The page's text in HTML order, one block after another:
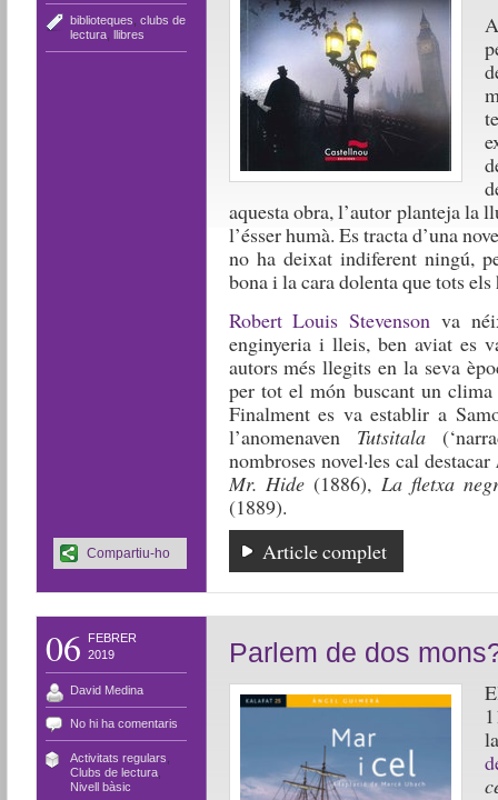
biblioteques clubs de
lectura, llibres
aquesta obra, l’autor planteja la
l’ésser humà. Es tracta d’una
no ha deixat indiferent ningú,
bona i la cara dolenta que tots
Robert Louis Stevenson va
enginyeria i lleis, ben aviat es
autors més llegits en la seva
per tot el món buscant un
Finalment es va establir a
l’anomenaven Tutsitala
nombroses novel·les cal destacar
Mr. Hide(1886), La fletxa
(1889).
Article complet
Compartiu-ho
06
FEBRER
2019
David Medina
No hi ha comentaris
Activitats regulars
Clubs de lectura,
Nivell bàsic
Parlem de dos